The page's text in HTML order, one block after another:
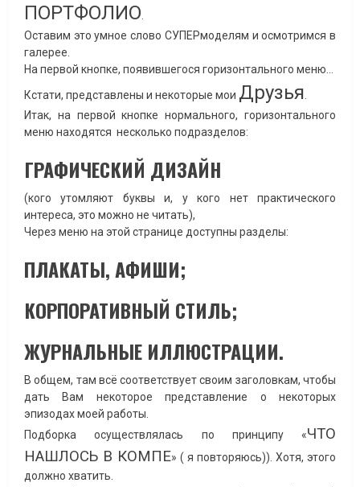
ПОРТФОЛИО
Оставим это умное слово СУПЕРмоделям и осмотримся в
галерее.
На первой кнопке, появившегося горизонтального меню…
Кстати, представлены и некоторые мои Друзья
Итак, на первой кнопке нормального, горизонтального
меню находятся несколько подразделов:
ГРАФИЧЕСКИЙ ДИЗАЙН
(кого утомляют буквы и, у кого нет практического
интереса, это можно не читать),
Через меню на этой странице доступны разделы:
ПЛАКАТЫ, АФИШИ;
КОРПОРАТИВНЫЙ СТИЛЬ;
ЖУРНАЛЬНЫЕ ИЛЛЮСТРАЦИИ.
В общем, там всё соответствует своим заголовкам, чтобы
дать Вам некоторое представление о некоторых
эпизодах моей работы.
Подборка осуществлялась по принципу «ЧТО
НАШЛОСЬ В КОМПЕ» ( я повторяюсь)). Хотя, этого
должно хватить.